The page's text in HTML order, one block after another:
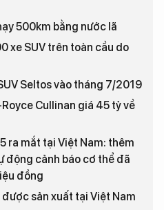
500km bằng nước lã
xe SUV trên toàn cầu do
Seltos vào tháng 7/2019
Cullinan giá 45 tỷ về
ra mắt tại Việt Nam: thêm
động cảnh báo cơ thể đã
đồng
sản xuất tại Việt Nam